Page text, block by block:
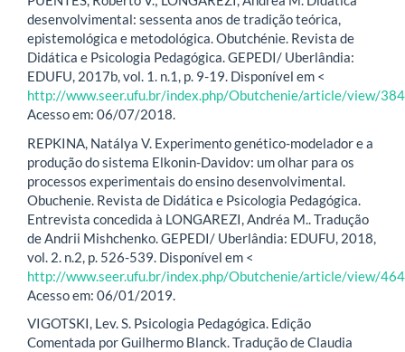
desenvolvimental: sessenta anos de tradição teórica,
epistemológica e metodológica. Obutchénie. Revista de
Didática e Psicologia Pedagógica. GEPEDI/ Uberlândia:
EDUFU, 2017b, vol. 1. n.1, p. 9-19. Disponível em <
http://www.seer.ufu.br/index.php/Obutchenie/article/view/
Acesso em: 06/07/2018.
REPKINA, Natálya V. Experimento genético-modelador e a
produção do sistema Elkonin-Davidov: um olhar para os
processos experimentais do ensino desenvolvimental.
Obuchenie. Revista de Didática e Psicologia Pedagógica.
Entrevista concedida à LONGAREZI, Andréa M.. Tradução
de Andrii Mishchenko. GEPEDI/ Uberlândia: EDUFU, 2018,
vol. 2. n.2, p. 526-539. Disponível em <
http://www.seer.ufu.br/index.php/Obutchenie/article/view/
Acesso em: 06/01/2019.
VIGOTSKI, Lev. S. Psicologia Pedagógica. Edição
Comentada por Guilhermo Blanck. Tradução de Claudia